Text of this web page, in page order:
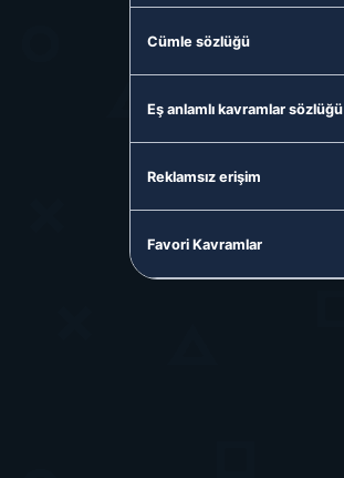
Cümle sözlüğü
Eş anlamlı kavramlar sözlüğü
Reklamsız erişim
Favori Kavramlar